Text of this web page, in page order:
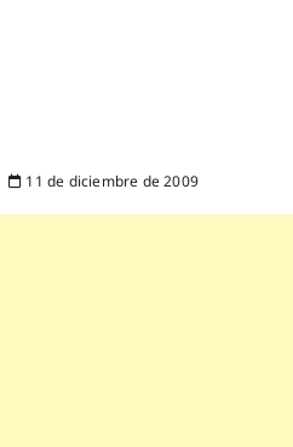
11 de diciembre de 2009